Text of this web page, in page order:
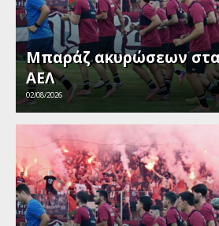
Μπαράζ ακυρώσεων στα
ΑΕΛ
02/08/2026